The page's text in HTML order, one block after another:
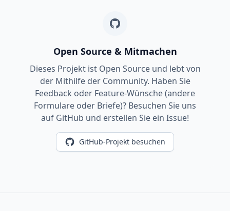
Open Source & Mitmachen
Dieses Projekt ist Open Source und lebt von
der Mithilfe der Community. Haben Sie
Feedback oder Feature-Wünsche (andere
Formulare oder Briefe)? Besuchen Sie uns
auf GitHub und erstellen Sie ein Issue!
GitHub-Projekt besuchen